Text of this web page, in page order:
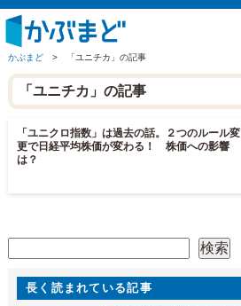
かぶまど > 「ユニチカ」の記事
「ユニチカ」の記事
「ユニクロ指数」は過去の話。２つのルール変
更で日経平均株価が変わる！ 株価への影響
は？
検索
長く読まれている記事